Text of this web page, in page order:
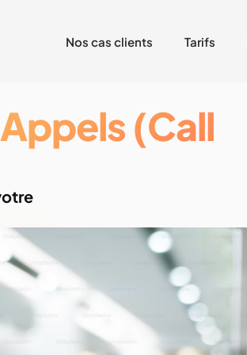
Nos cas clients Tarifs
(Call